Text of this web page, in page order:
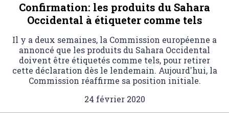
Confirmation: les produits du Sahara
Occidental à étiqueter comme tels
Il y a deux semaines, la Commission européenne a
annoncé que les produits du Sahara Occidental
doivent être étiquetés comme tels, pour retirer
cette déclaration dès le lendemain. Aujourd'hui, la
Commission réaffirme sa position initiale.
24 février 2020